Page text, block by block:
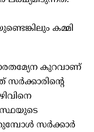
കമ്മി
കുറവാണ്
സര്‍ക്കാര്‍